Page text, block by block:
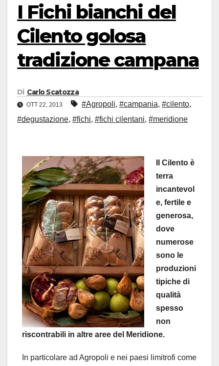
I Fichi bianchi del
Cilento golosa
tradizione campana
Di Carlo Scatozza
OTT 22, 2013 #Agropoli, #campania, #cilento,
#degustazione, #fichi, #fichi cilentani, #meridione
Il Cilento è
terra
incantevol
e, fertile e
generosa,
dove
numerose
sono le
produzioni
tipiche di
qualità
spesso
non
riscontrabili in altre aree del Meridione.
In particolare ad Agropoli e nei paesi limitrofi come